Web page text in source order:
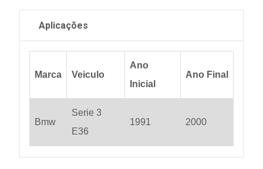
Aplicações
Marca Veiculo
Ano
Inicial
Ano Final
Bmw
Serie 3
E36
1991 2000